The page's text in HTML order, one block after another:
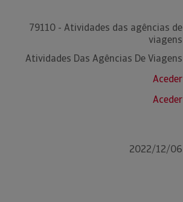
79110 - Atividades das agências de
viagens
Atividades Das Agências De Viagens
Aceder
Aceder
2022/12/06